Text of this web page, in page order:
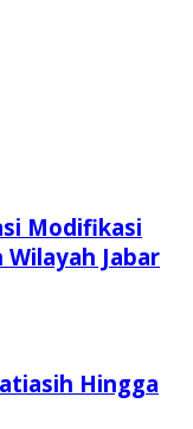
Modifikasi
Wilayah Jabar
Hingga